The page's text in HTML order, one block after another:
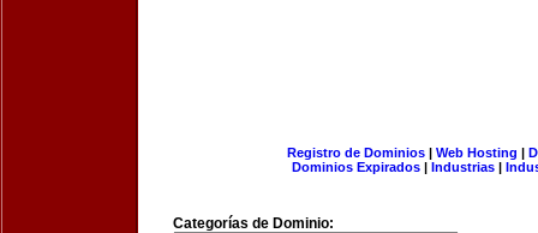
Registro de Dominios| Web Hosting |
Dominios Expirados | Industrias |
Categorías de Dominio: